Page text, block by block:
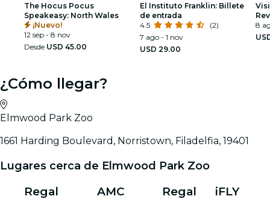
The Hocus Pocus
Speakeasy: North Wales
¡Nuevo!
12 sep - 8 nov
Desde USD 45.00
El Instituto Franklin: Billete
de entrada
4.5
(2)
7 ago - 1 nov
USD 29.00
8
¿Cómo llegar?
Elmwood Park Zoo
1661 Harding Boulevard, Norristown, Filadelfia, 19401
Lugares cerca de Elmwood Park Zoo
Regal
AMC
Regal
iFLY